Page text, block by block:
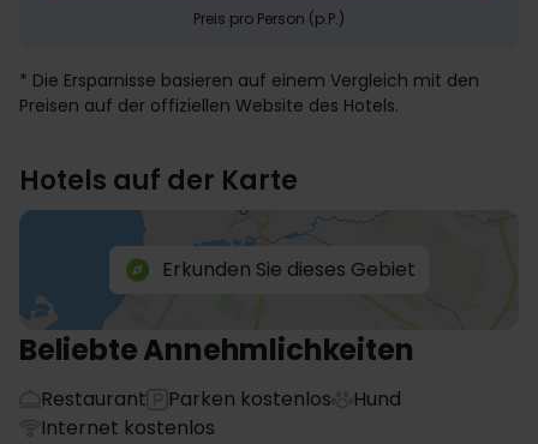
Preis pro Person (p.P.)
* Die Ersparnisse basieren auf einem Vergleich mit den
Preisen auf der offiziellen Website des Hotels.
Hotels auf der Karte
Erkunden Sie dieses Gebiet
Beliebte Annehmlichkeiten
Restaurant Parken kostenlos
Hund
Internet kostenlos